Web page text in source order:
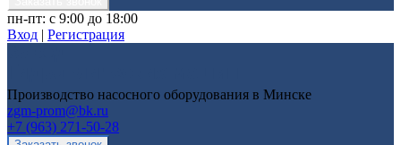
пн-пт: с 9:00 до 18:00
Вход | Регистрация
Производство насосного оборудования в Минске
zgm-prom@bk.ru
+7 (963) 271-50-28